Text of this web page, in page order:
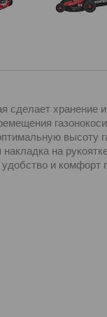
сделает
высоту
на
и комфорт